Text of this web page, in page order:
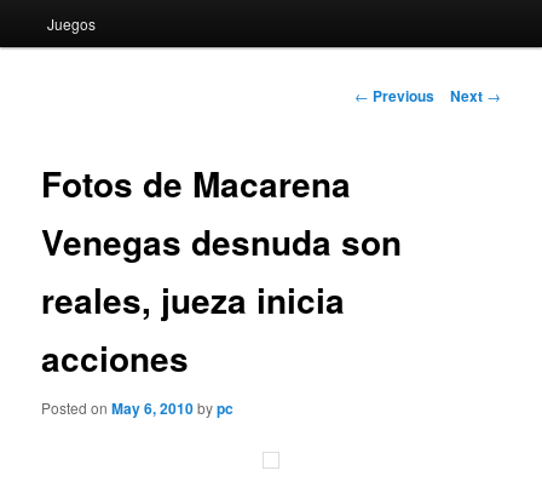
to
Juegos
Post
← Previous Next →
Fotos de Macarena
Venegas desnuda son
reales, jueza inicia
acciones
Posted onMay 6, 2010bypc